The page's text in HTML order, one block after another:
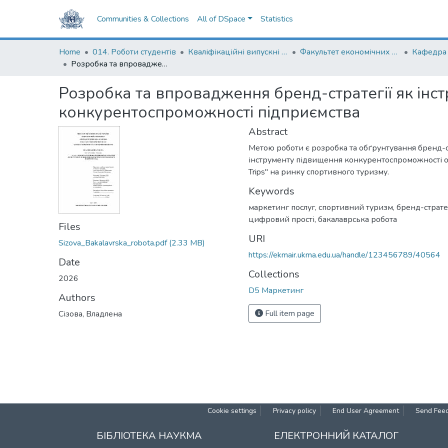
Communities & Collections All of DSpace Statistics
Home 014. Роботи студентів Кваліфікаційні випускні роботи здобувачів вищої освіти бакалаврських програм Факультет економічних наук
Розробка та впровадження бренд-стратегії як інструмент підвищення конкурентоспроможності підприємства
Розробка та впровадження бренд-стратегії як
конкурентоспроможності підприємства
Files
Sizova_Bakalavrska_robota.pdf(2.33 MB)
Date
2026
Authors
Сізова, Владлена
Abstract
Метою роботи є розробка та обґрунтування бренд-
інструменту підвищення конкурентоспроможності
Trips" на ринку спортивного туризму.
Keywords
маркетинг послуг, спортивний туризм, бренд-
цифровий прості, бакалаврська робота
URI
https://ekmair.ukma.edu.ua/handle/123456789/40564
Collections
D5 Маркетинг
Full item page
Cookie settings Privacy policy End User Agreement Send
БІБЛІОТЕКА НАУКМА ЕЛЕКТРОННИЙ КАТАЛОГ